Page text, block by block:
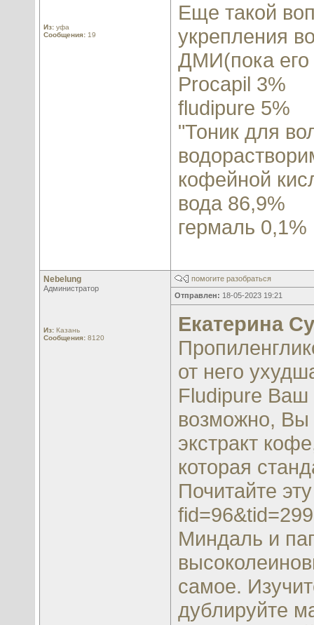
Из: уфа
Сообщения: 19
Еще такой
укрепления
ДМИ(пока его
Procapil 3%
fludipure 5%
"Тоник для
кофейной
вода 86,9%
гермаль 0,1%
Nebelung
Администратор
Из: Казань
Сообщения: 8120
помогите разобраться
Отправлен: 18-05-2023 19:21
Екатерина
от него
Fludipure
возможно, Вы
экстракт
которая
Почитайте
Миндаль и
самое.
дублируйте